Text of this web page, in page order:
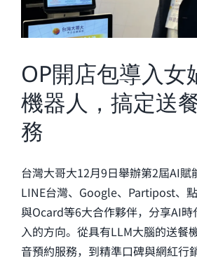
OP開店包導入女
機器人，搞定送
務
台灣大哥大12月9日舉辦第2屆AI賦
LINE台灣、Google、Partipost、
與Ocard等6大合作夥伴，分享AI時
入的方向。從具有LLM大腦的送餐
音預約服務，到精準口碑與網紅行